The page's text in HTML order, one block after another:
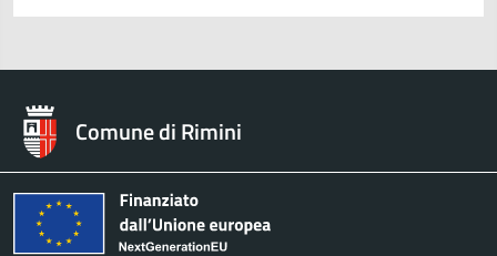
Comune di Rimini